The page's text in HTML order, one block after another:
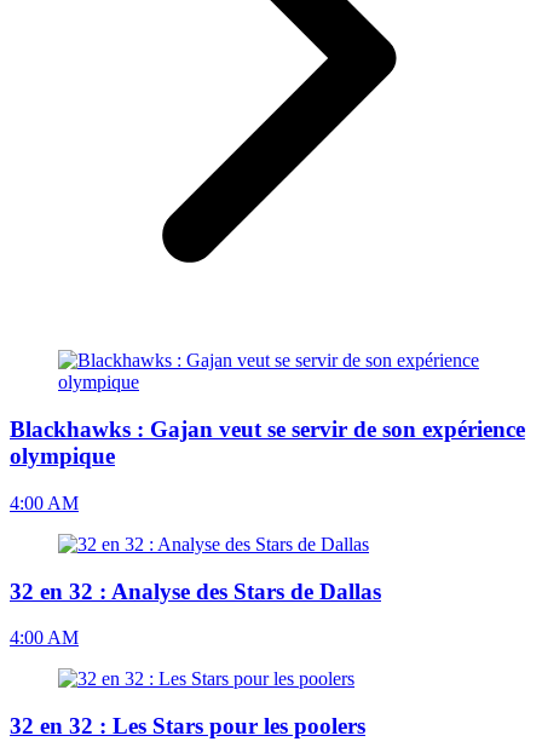
Blackhawks : Gajan veut se servir de son expérience
olympique
4:00 AM
32 en 32 : Analyse des Stars de Dallas
4:00 AM
32 en 32 : Les Stars pour les poolers